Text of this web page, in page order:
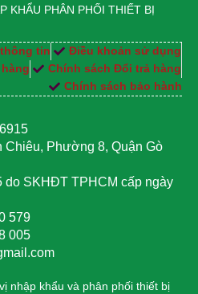
KHẨU PHÂN PHỐI THIẾT BỊ
tin
Điều khoản sử dụng
Chính sách Đổi trả hàng
Chính sách bảo hành
Chiêu, Phường 8, Quận Gò
do SKHĐT TPHCM cấp ngày
579
005
nhập khẩu và phân phối thiết bị